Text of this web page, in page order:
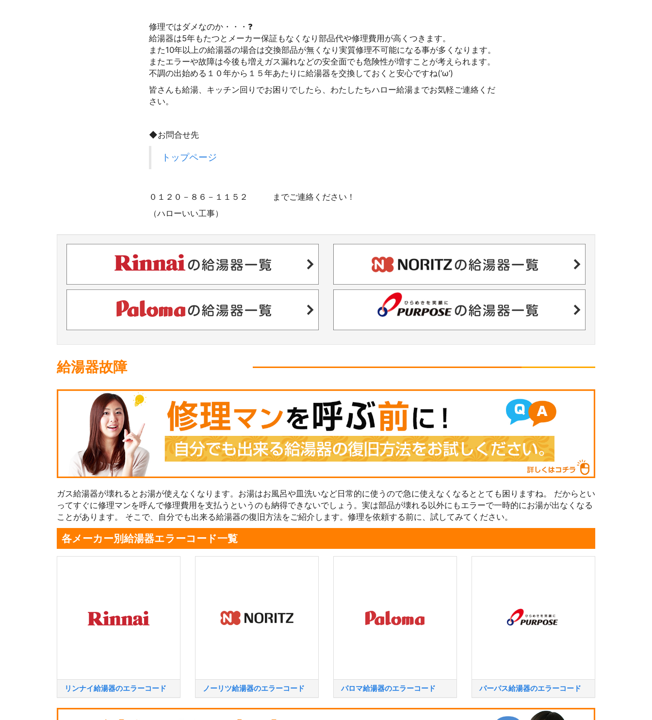
修理ではダメなのか・・・❓
給湯器は5年もたつとメーカー保証もなくなり部品代や修理費用が高くつきます。
また10年以上の給湯器の場合は交換部品が無くなり実質修理不可能になる事が多くなります。
またエラーや故障は今後も増えガス漏れなどの安全面でも危険性が増すことが考えられます。
不調の出始める１０年から１５年あたりに給湯器を交換しておくと安心ですね(‘ω’)
皆さんも給湯、キッチン回りでお困りでしたら、わたしたちハロー給湯までお気軽ご連絡くだ
さい。
◆お問合せ先
トップページ
０１２０－８６－１１５２ までご連絡ください！
（ハローいい工事）
給湯器故障
ガス給湯器が壊れるとお湯が使えなくなります。お湯はお風呂や皿洗いなど日常的に使うので急に使えなくなるととても困りますね。 だからとい
ってすぐに修理マンを呼んで修理費用を支払うというのも納得できないでしょう。実は部品が壊れる以外にもエラーで一時的にお湯が出なくなる
ことがあります。 そこで、自分でも出来る給湯器の復旧方法をご紹介します。修理を依頼する前に、試してみてください。
各メーカー別給湯器エラーコード一覧
リンナイ給湯器のエラーコード ノーリツ給湯器のエラーコード パロマ給湯器のエラーコード パーパス給湯器のエラーコード